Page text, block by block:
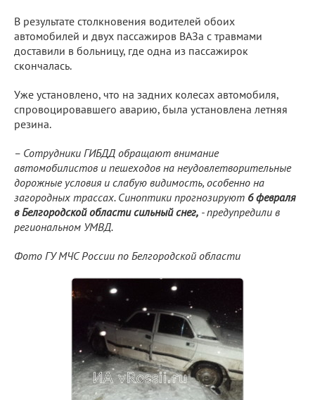
В результате столкновения водителей обоих
автомобилей и двух пассажиров ВАЗа с травмами
доставили в больницу, где одна из пассажирок
скончалась.
Уже установлено, что на задних колесах автомобиля,
спровоцировавшего аварию, была установлена летняя
резина.
– Сотрудники ГИБДД обращают внимание
автомобилистов и пешеходов на неудовлетворительные
дорожные условия и слабую видимость, особенно на
загородных трассах. Синоптики прогнозируют 6 февраля
в Белгородской области сильный снег, - предупредили в
региональном УМВД.
Фото ГУ МЧС России по Белгородской области